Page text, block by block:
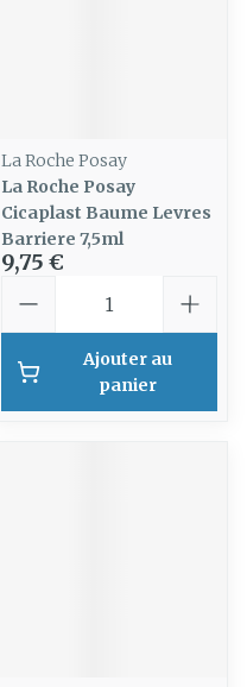
La Roche Posay
La Roche Posay
Cicaplast Baume Levres
Barriere 7,5ml
9,75 €
Ajouter au
panier